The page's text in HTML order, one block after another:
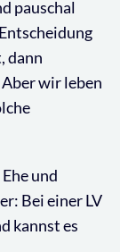
pauschal
dann
wir leben
und
Bei einer LV
kannst es